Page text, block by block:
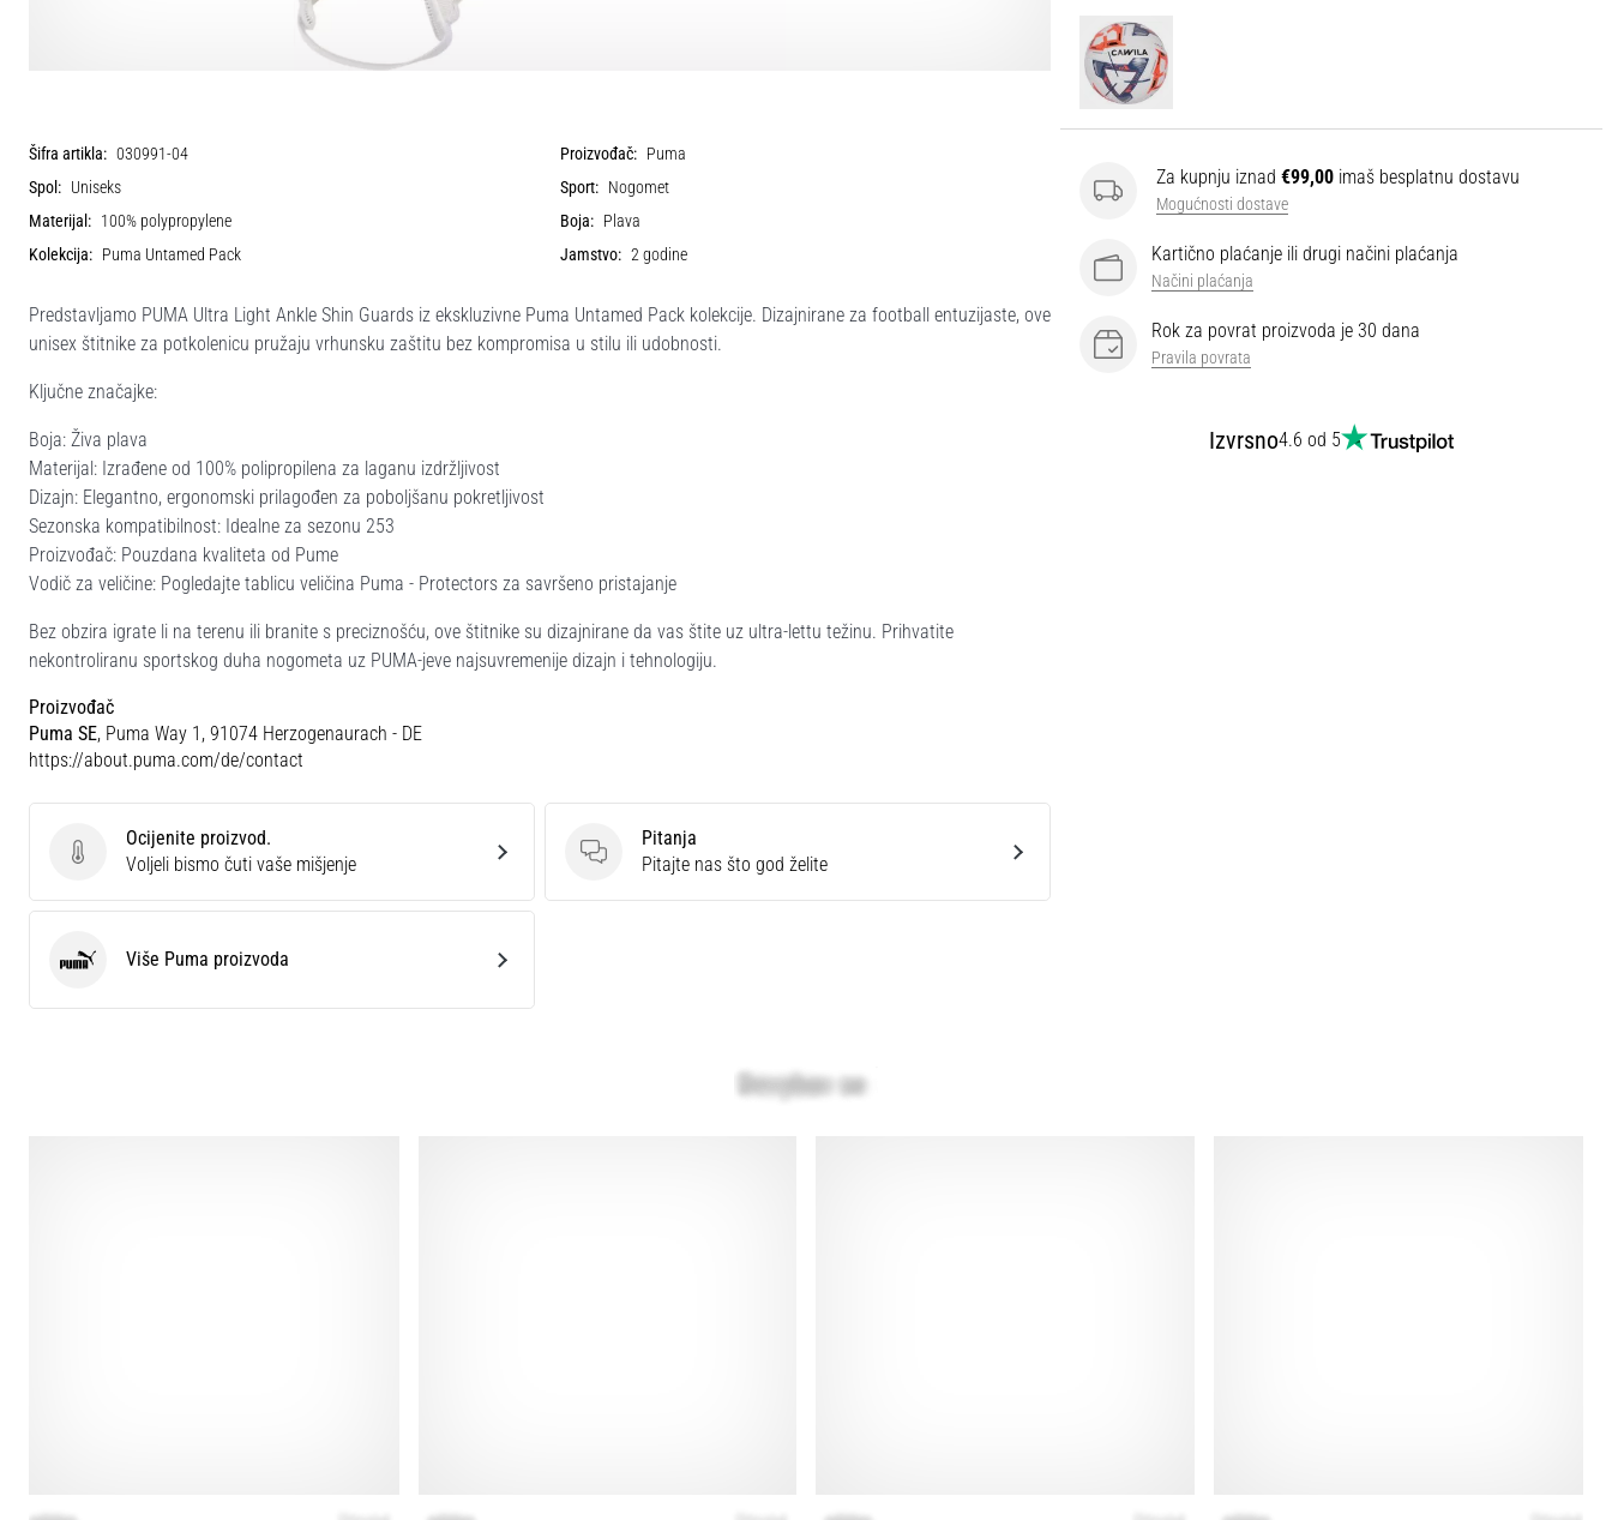
Za kupnju iznad €99,00 imaš besplatnu dostavu
Mogućnosti dostave
Kartično plaćanje ili drugi načini plaćanja
Načini plaćanja
Rok za povrat proizvoda je 30 dana
Pravila povrata
Izvrsno4.6 od 5
Šifra artikla: 030991-04 Proizvođač: Puma
Spol: Uniseks Sport: Nogomet
Materijal: 100% polypropylene Boja: Plava
Kolekcija: Puma Untamed Pack Jamstvo: 2 godine
Predstavljamo PUMA Ultra Light Ankle Shin Guards iz ekskluzivne Puma Untamed Pack kolekcije. Dizajnirane za football entuzijaste, ove
unisex štitnike za potkolenicu pružaju vrhunsku zaštitu bez kompromisa u stilu ili udobnosti.
Ključne značajke:
Boja: Živa plava
Materijal: Izrađene od 100% polipropilena za laganu izdržljivost
Dizajn: Elegantno, ergonomski prilagođen za poboljšanu pokretljivost
Sezonska kompatibilnost: Idealne za sezonu 253
Proizvođač: Pouzdana kvaliteta od Pume
Vodič za veličine: Pogledajte tablicu veličina Puma - Protectors za savršeno pristajanje
Bez obzira igrate li na terenu ili branite s preciznošću, ove štitnike su dizajnirane da vas štite uz ultra-lettu težinu. Prihvatite
nekontroliranu sportskog duha nogometa uz PUMA-jeve najsuvremenije dizajn i tehnologiju.
Proizvođač
Puma SE, Puma Way 1, 91074 Herzogenaurach - DE
https://about.puma.com/de/contact
Ocijenite proizvod.
Ocijenite proizvod.
Voljeli bismo čuti vaše mišjenje
Pitanja
Pitanja
Pitajte nas što god želite
Puma Više Puma proizvoda